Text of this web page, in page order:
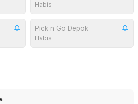
Habis
Pick n Go Depok
Habis